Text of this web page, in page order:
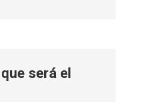
será el